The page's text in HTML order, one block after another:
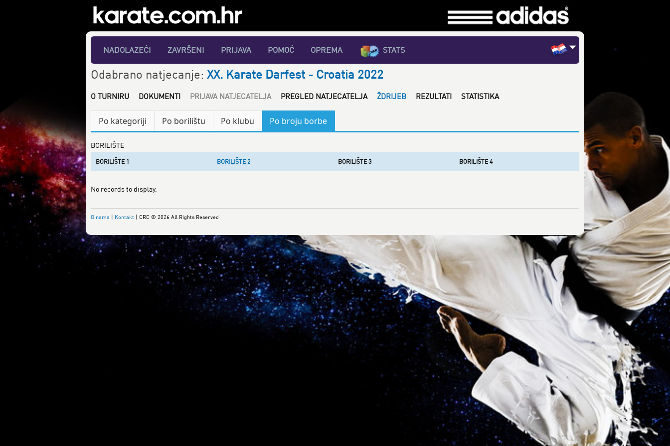
NADOLAZEĆI ZAVRŠENI PRIJAVA POMOĆ OPREMA STATS
Odabrano natjecanje: XX. Karate Darfest - Croatia 2022
O TURNIRU DOKUMENTI PRIJAVA NATJECATELJA PREGLED NATJECATELJA ŽDRIJEB REZULTATI STATISTIKA
Po kategoriji Po borilištu Po klubu Po broju borbe
BORILIŠTE
BORILIŠTE 1 BORILIŠTE 2 BORILIŠTE 3 BORILIŠTE 4
No records to display.
O nama | Kontakt | CRC © 2026 All Rights Reserved